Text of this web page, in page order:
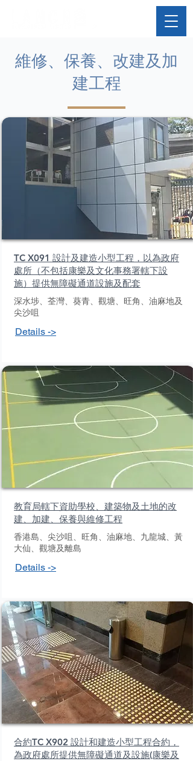
維修、保養、改建及加
建工程
TC X091 設計及建造小型工程，以為政府
處所（不包括康樂及文化事務署轄下設
施）提供無障礙通道設施及配套
深水埗、荃灣、葵青、觀塘、旺角、油麻地及
尖沙咀
Details ->
教育局轄下資助學校、建築物及土地的改
建、加建、保養與維修工程
香港島、尖沙咀、旺角、油麻地、九龍城、黃
大仙、觀塘及離島
Details ->
合約TC X902 設計和建造小型工程合約，
為政府處所提供無障礙通道及設施(康樂及